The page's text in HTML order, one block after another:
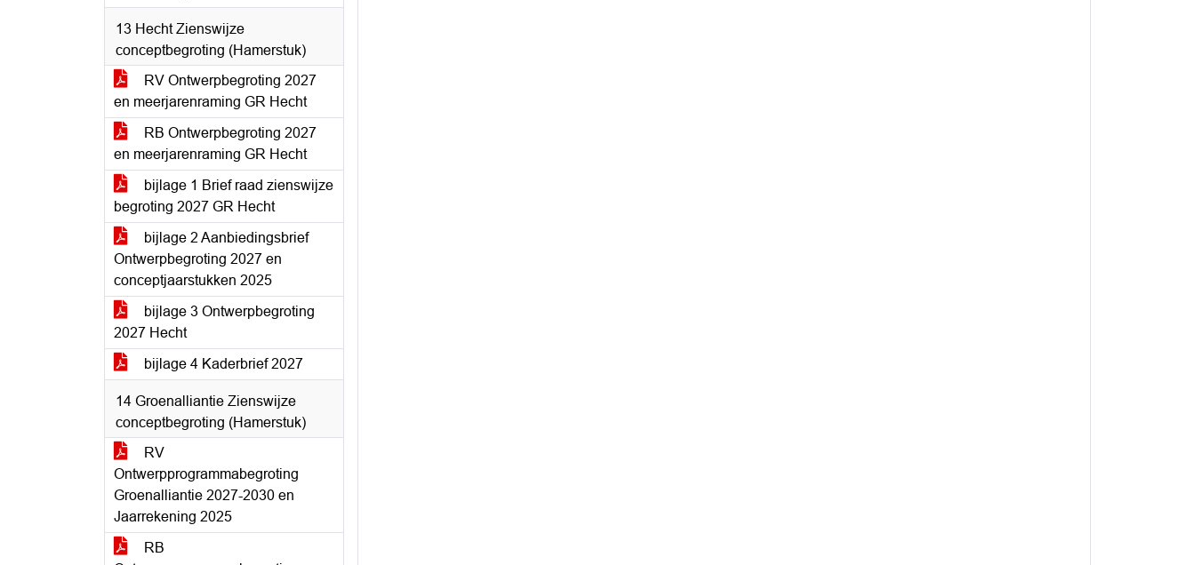
13 Hecht Zienswijze
conceptbegroting (Hamerstuk)
RV Ontwerpbegroting 2027
en meerjarenraming GR Hecht
RB Ontwerpbegroting 2027
en meerjarenraming GR Hecht
bijlage 1 Brief raad zienswijze
begroting 2027 GR Hecht
bijlage 2 Aanbiedingsbrief
Ontwerpbegroting 2027 en
conceptjaarstukken 2025
bijlage 3 Ontwerpbegroting
2027 Hecht
bijlage 4 Kaderbrief 2027
14 Groenalliantie Zienswijze
conceptbegroting (Hamerstuk)
RV
Ontwerpprogrammabegroting
Groenalliantie 2027-2030 en
Jaarrekening 2025
RB